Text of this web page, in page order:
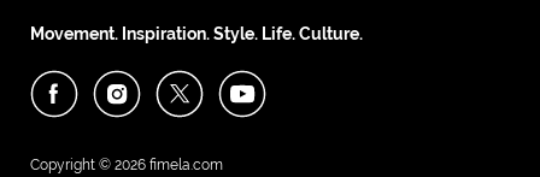
Movement. Inspiration. Style. Life. Culture.
Copyright © 2026 fimela.com